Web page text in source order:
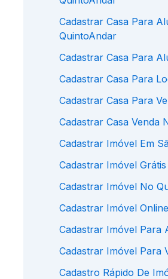
Cadastrar Casa Para
QuintoAndar
Cadastrar Casa Para
Cadastrar Casa Para
Cadastrar Casa Para
Cadastrar Casa Venda
Cadastrar Imóvel Em
Cadastrar Imóvel Grátis
Cadastrar Imóvel No
Cadastrar Imóvel Online
Cadastrar Imóvel Para
Cadastrar Imóvel Para
Cadastro Rápido De